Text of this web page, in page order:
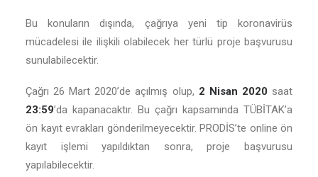
Bu konuların dışında, çağrıya yeni tip koronavirüs
mücadelesi ile ilişkili olabilecek her türlü proje başvurusu
sunulabilecektir.
Çağrı 26 Mart 2020’de açılmış olup, 2 Nisan 2020 saat
23:59’da kapanacaktır. Bu çağrı kapsamında TÜBİTAK’a
ön kayıt evrakları gönderilmeyecektir. PRODİS’te online ön
kayıt işlemi yapıldıktan sonra, proje başvurusu
yapılabilecektir.